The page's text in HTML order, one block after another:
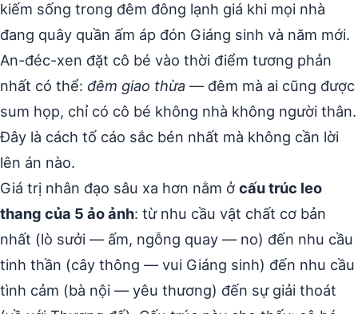
kiếm sống trong đêm đông lạnh giá khi mọi nhà
đang quây quần ấm áp đón Giáng sinh và năm mới.
An-đéc-xen đặt cô bé vào thời điểm tương phản
nhất có thể: đêm giao thừa — đêm mà ai cũng được
sum họp, chỉ có cô bé không nhà không người thân.
Đây là cách tố cáo sắc bén nhất mà không cần lời
lên án nào.
Giá trị nhân đạo sâu xa hơn nằm ở cấu trúc leo
thang của 5 ảo ảnh: từ nhu cầu vật chất cơ bản
nhất (lò sưởi — ấm, ngỗng quay — no) đến nhu cầu
tinh thần (cây thông — vui Giáng sinh) đến nhu cầu
tình cảm (bà nội — yêu thương) đến sự giải thoát